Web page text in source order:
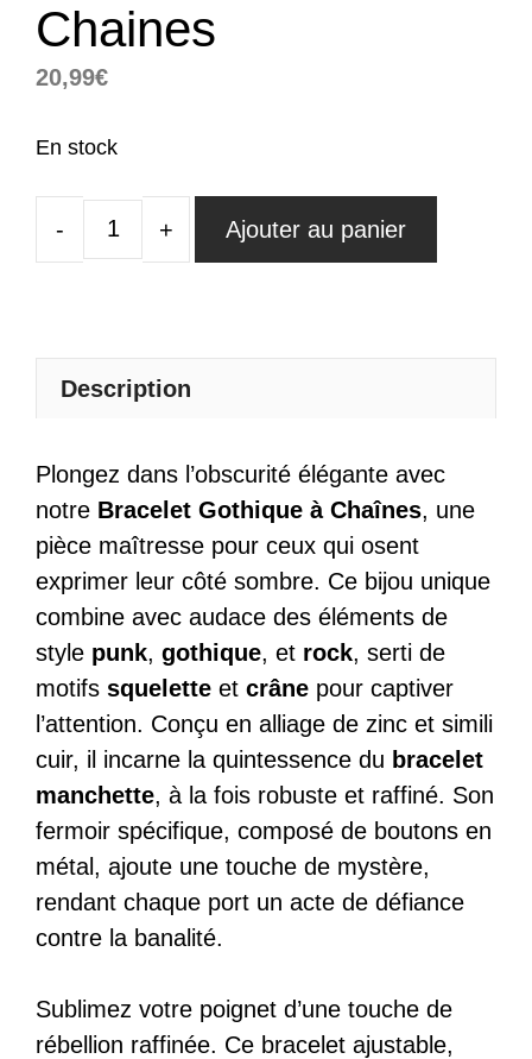
Chaines
20,99€
En stock
quantité
Gothique
à
Ajouter au panier
Description
Plongez dans l’obscurité élégante avec
notre Bracelet Gothique à Chaînes, une
pièce maîtresse pour ceux qui osent
exprimer leur côté sombre. Ce bijou unique
combine avec audace des éléments de
style punk, gothique, et rock, serti de
motifs squelette et crâne pour captiver
l’attention. Conçu en alliage de zinc et simili
cuir, il incarne la quintessence du bracelet
manchette, à la fois robuste et raffiné. Son
fermoir spécifique, composé de boutons en
métal, ajoute une touche de mystère,
rendant chaque port un acte de défiance
contre la banalité.
Sublimez votre poignet d’une touche de
rébellion raffinée. Ce bracelet ajustable,